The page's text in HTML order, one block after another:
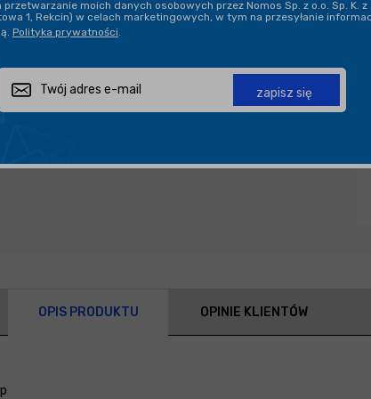
Zapytaj o produkt
OPIS PRODUKTU OPINIE KLIENTÓW
przetwarzanie moich danych osobowych przez Nomos Sp. z o.o. Sp. K. z
1, Rekcin) w celach marketingowych, w tym na przesyłanie
Polityka prywatności
zapisz się